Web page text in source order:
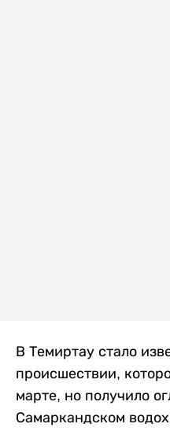
В Темиртау стало
происшествии,
марте, но получило
Самаркандском